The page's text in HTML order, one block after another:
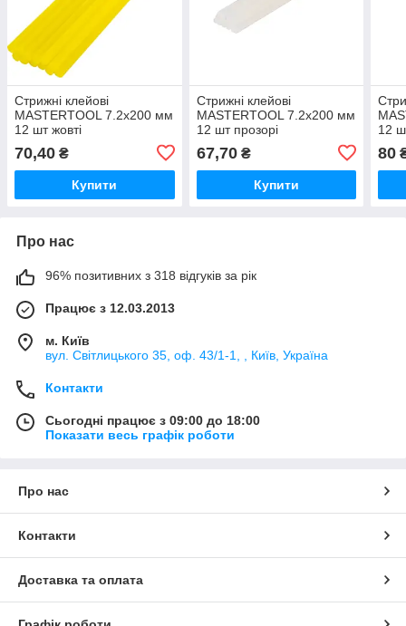
Стрижні клейові
MASTERTOOL 7.2х200 мм
12 шт жовті
70,40 ₴
Купити
Стрижні клейові
MASTERTOOL 7.2х200 мм
12 шт прозорі
67,70₴
Купити
12
80
Про нас
96% позитивних з 318 відгуків за рік
Працює з 12.03.2013
м. Київ
вул. Світлицького 35, оф. 43/1-1, , Київ, Україна
Контакти
Сьогодні працює з 09:00 до 18:00
Показати весь графік роботи
Про нас
Контакти
Доставка та оплата